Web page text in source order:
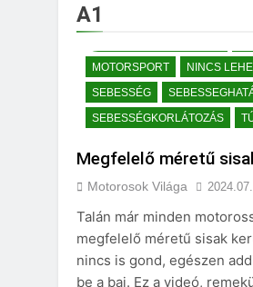
A1
MOTORSPORT
NINCS
SEBESSÉG
SEBESSÉGKORLÁTOZÁS
Megfelelő méretű
Motorosok Világa
Talán már minden
megfelelő méretű sisak
nincs is gond, egészen
be a baj. Ez a videó,